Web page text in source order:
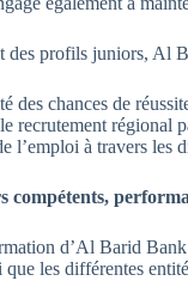
des profils juniors, Al
des chances de
recrutement régional
l’emploi à travers les
compétents,
d’Al Barid Bank
les différentes